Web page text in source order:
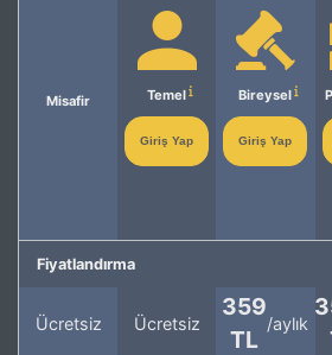
Misafir Temel
Giriş Yap
Bireysel
Giriş Yap
Fiyatlandırma
Ücretsiz Ücretsiz
359
TL
/aylık